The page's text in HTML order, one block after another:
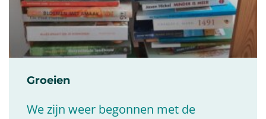
Groeien
We zijn weer begonnen met de